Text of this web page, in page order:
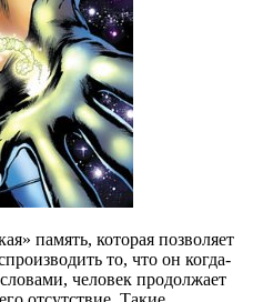
память, которая позволяет
то, что он когда-
человек продолжает